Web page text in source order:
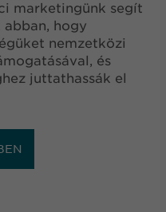
marketingünk segít
hogy
nemzetközi
és
juttathassák el